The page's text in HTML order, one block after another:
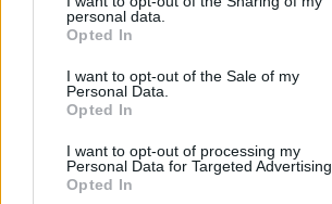
personal data.
Opted In
I want to opt-out of the Sale of my
Personal Data.
Opted In
I want to opt-out of processing my
Personal Data for Targeted Advertising.
Opted In